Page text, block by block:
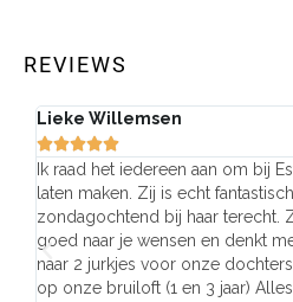
REVIEWS
Lieke Willemsen

Ik raad het iedereen aan om bij
laten maken. Zij is echt
zondagochtend bij haar terecht.
goed naar je wensen en denkt
naar 2 jurkjes voor onze
op onze bruiloft (1 en 3 jaar)